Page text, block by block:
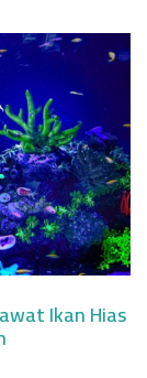
Ikan Hias